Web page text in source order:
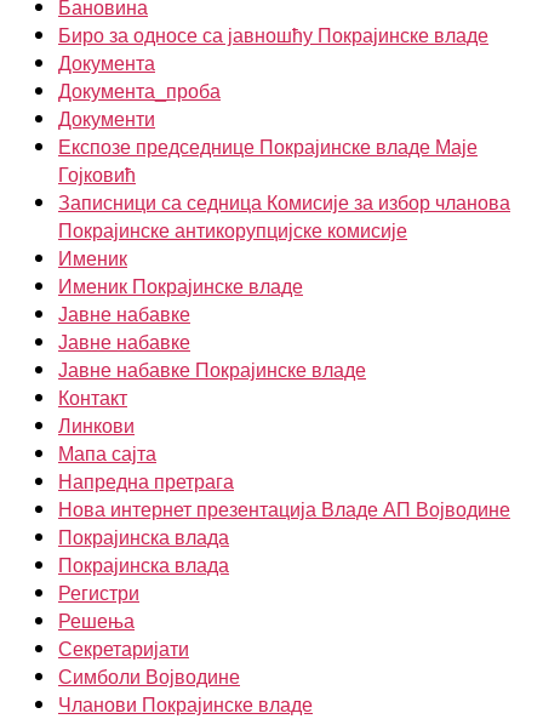
Бановина
Биро за односе са јавношћу Покрајинске владе
Документа
Документа_проба
Документи
Експозе председнице Покрајинске владе Маје
Гојковић
Записници са седница Комисије за избор чланова
Покрајинске антикорупцијске комисије
Именик
Именик Покрајинске владе
Јавне набавке
Јавне набавке
Јавне набавке Покрајинске владе
Контакт
Линкови
Мапа сајта
Напредна претрага
Нова интернет презентација Владе АП Војводине
Покрајинска влада
Покрајинска влада
Регистри
Решења
Секретаријати
Симболи Војводине
Чланови Покрајинске владе